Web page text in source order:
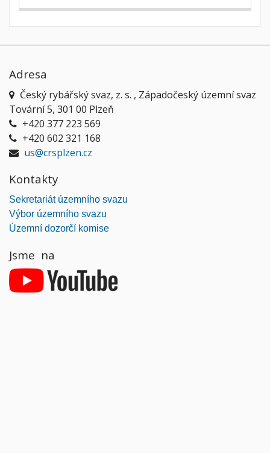
Adresa
Český rybářský svaz, z. s. , Západočeský územní svaz
Tovární 5, 301 00 Plzeň
+420 377 223 569
+420 602 321 168
us@crsplzen.cz
Kontakty
Sekretariát územního svazu
Výbor územního svazu
Územní dozorčí komise
Jsme na